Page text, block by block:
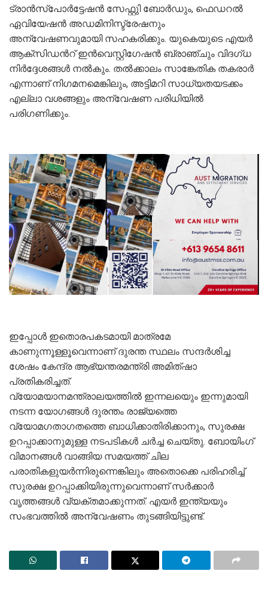
ട്രാന്‍സ്പോര്‍ട്ടേഷന്‍ സേഫ്റ്റുി ബോര്‍ഡും, ഫെഡറല്‍
ഏവിയേഷന്‍ അഡമിനിസ്ട്രേഷനും
അന്വേഷണവുമായി സഹകരിക്കും. യുകെയുടെ എയര്‍
ആക്സിഡന്‍റ് ഇന്‍വെസ്റ്റിഗേഷന്‍ ബ്രാഞ്ചും വിദഗ്ധ
നിര്‍ദ്ദേശങ്ങള്‍ നല്‍കും. തല്‍ക്കാലം സാങ്കേതിക തകരാര്‍
എന്നാണ് നിഗമനമെങ്കിലും, അട്ടിമറി സാധ്യതയടക്കം
എല്ലാ വശങ്ങളും അന്വേഷണ പരിധിയില്‍
പരിഗണിക്കും.
ഇപ്പോള്‍ ഇതൊരപകടമായി മാത്രമേ
കാണുന്നൂള്ളൂവെന്നാണ് ദുരന്ത സ്ഥലം സന്ദര്‍ശിച്ച
ശേഷം കേന്ദ്ര ആഭ്യന്തരമന്ത്രി അമിത്ഷാ
പ്രതികരിച്ചത്.
വ്യോമയാനമന്ത്രാലയത്തില്‍ ഇന്നലയെും ഇന്നുമായി
നടന്ന യോഗങ്ങള്‍ ദുരന്തം രാജ്യത്തെ
വ്യോമഗതാഗതത്തെ ബാധിക്കാതിരിക്കാനും, സുരക്ഷ
ഉറപ്പാക്കാനുമുള്ള നടപടികള്‍ ചര്‍ച്ച ചെയ്തു. ബോയിംഗ്
വിമാനങ്ങള്‍ വാങ്ങിയ സമയത്ത് ചില
പരാതികളുയര്‍ന്നിരുന്നെങ്കിലും അതൊക്കെ പരിഹരിച്ച്
സുരക്ഷ ഉറപ്പാക്കിയിരുന്നുവെന്നാണ് സര്‍ക്കാര്‍
വൃത്തങ്ങള്‍ വ്യക്തമാക്കുന്നത്. എയര്‍ ഇന്ത്യയും
സംഭവത്തിൽ അന്വേഷണം തുടങ്ങിയിട്ടുണ്ട്.